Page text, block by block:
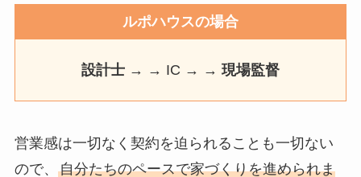
ルポハウスの場合
設計士 → → IC → → 現場監督
営業感は一切なく契約を迫られることも一切ない
ので、 自分たちのペースで家づくりを進められま